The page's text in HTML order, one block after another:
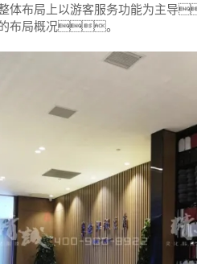
体布局上以游客服务功能为主导
的布局概况。